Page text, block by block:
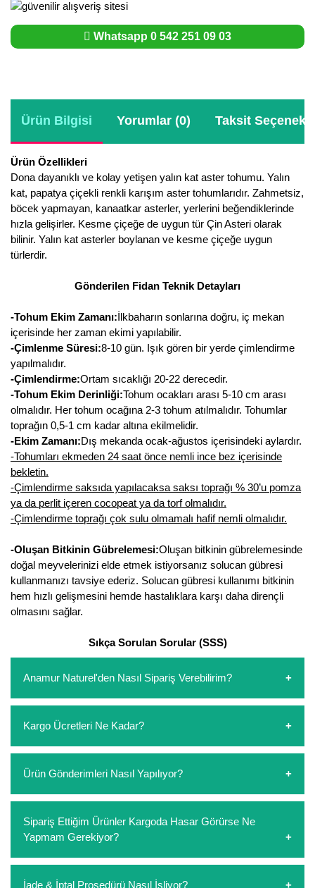
Whatsapp 0 542 251 09 03
Ürün Bilgisi Yorumlar (0) Taksit
Ürün Özellikleri
Dona dayanıklı ve kolay yetişen yalın kat aster tohumu. Yalın
kat, papatya çiçekli renkli karışım aster tohumlarıdır. Zahmetsiz,
böcek yapmayan, kanaatkar asterler, yerlerini beğendiklerinde
hızla gelişirler. Kesme çiçeğe de uygun tür Çin Asteri olarak
bilinir. Yalın kat asterler boylanan ve kesme çiçeğe uygun
türlerdir.
Gönderilen Fidan Teknik Detayları
-Tohum Ekim Zamanı:İlkbaharın sonlarına doğru, iç mekan
içerisinde her zaman ekimi yapılabilir.
-Çimlenme Süresi:8-10 gün. Işık gören bir yerde çimlendirme
yapılmalıdır.
-Çimlendirme:Ortam sıcaklığı 20-22 derecedir.
-Tohum Ekim Derinliği:Tohum ocakları arası 5-10 cm arası
olmalıdır. Her tohum ocağına 2-3 tohum atılmalıdır. Tohumlar
toprağın 0,5-1 cm kadar altına ekilmelidir.
-Ekim Zamanı:Dış mekanda ocak-ağustos içerisindeki aylardır.
-Tohumları ekmeden 24 saat önce nemli ince bez içerisinde
bekletin.
-Çimlendirme saksıda yapılacaksa saksı toprağı % 30’u pomza
ya da perlit içeren cocopeat ya da torf olmalıdır.
-Çimlendirme toprağı çok sulu olmamalı hafif nemli olmalıdır.
-Oluşan Bitkinin Gübrelemesi:Oluşan bitkinin gübrelemesinde
doğal meyvelerinizi elde etmek istiyorsanız solucan gübresi
kullanmanızı tavsiye ederiz. Solucan gübresi kullanımı bitkinin
hem hızlı gelişmesini hemde hastalıklara karşı daha dirençli
olmasını sağlar.
Sıkça Sorulan Sorular (SSS)
Anamur Naturel'den Nasıl Sipariş Verebilirim?
oluşturarak,iletişim numaralarımızdan bizi arayarak veya
whatsapp hattımızdan bizlere isteklerinizi yazarak sipariş
ödemelerini sipariş verdikten sonra havale/eft veya sipariş
Kargo Ücretleri Ne Kadar?
etmeyin diye 1500 lira ve üzerindeki siparişlerinizde
kargoyu biz karşılıyoruz. 1500 Lira altında kalan
kargo ücreti ödeme aşamasında sepetinize eklenecektir.
Ürün Gönderimleri Nasıl Yapılıyor?
paketlenip gönderim yapılmaktadır.
Sipariş Ettiğim Ürünler Kargoda Hasar Görürse Ne
Yapmam Gerekiyor?
İade & İptal Prosedürü Nasıl İşliyor?